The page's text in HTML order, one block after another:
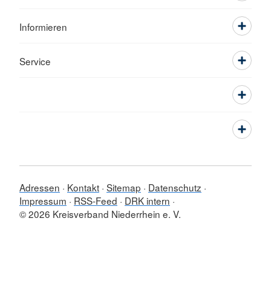
Informieren
Service
Adressen Kontakt Sitemap
Datenschutz
Impressum
RSS-Feed
DRK intern
© 2026 Kreisverband Niederrhein e. V.